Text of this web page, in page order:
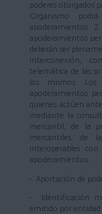
poderes otorgados
Organismo
apoderamientos.
apoderamientos
deberán ser
interconexión,
telemática de las
los mismos. Los
apoderamientos
quienes actúen
mediante la
mercantil, de la
mercantiles, de
interoperables
apoderamientos.
- Aportación de
- Identificación
emitido por entidad